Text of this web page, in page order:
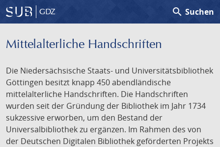
GDZ search Suchen
Mittelalterliche Handschriften
Die Niedersächsische Staats- und Universitätsbibliothek
Göttingen besitzt knapp 450 abendländische
mittelalterliche Handschriften. Die Handschriften
wurden seit der Gründung der Bibliothek im Jahr 1734
sukzessive erworben, um den Bestand der
Universalbibliothek zu ergänzen. Im Rahmen des von
der Deutschen Digitalen Bibliothek geförderten Projekts